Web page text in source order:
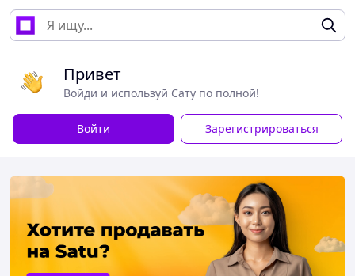
Привет
Войди и используй Сату по полной!
Войти Зарегистрироваться